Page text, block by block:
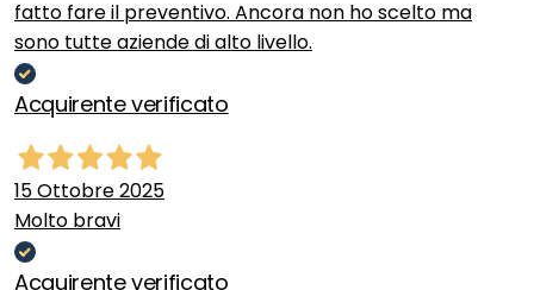
fatto fare il preventivo. Ancora non ho scelto ma
sono tutte aziende di alto livello.
Acquirente verificato
15 Ottobre 2025
Molto bravi
Acquirente verificato